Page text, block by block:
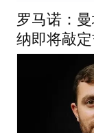
罗马诺：
纳即将敲